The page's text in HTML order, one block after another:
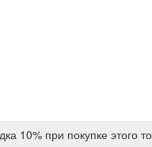
10% при покупке этого